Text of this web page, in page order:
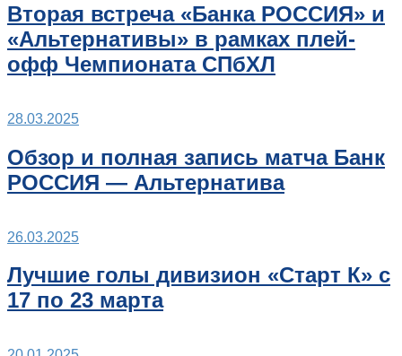
Вторая встреча «Банка РОССИЯ» и
«Альтернативы» в рамках плей-
офф Чемпионата СПбХЛ
28.03.2025
Обзор и полная запись матча Банк
РОССИЯ — Альтернатива
26.03.2025
Лучшие голы дивизион «Старт К» с
17 по 23 марта